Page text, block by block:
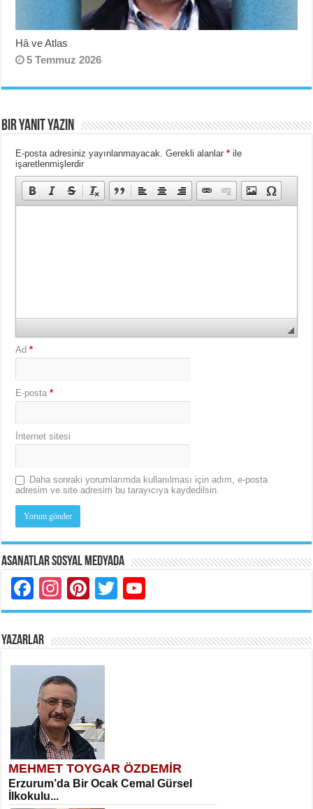
Hâ ve Atlas
5 Temmuz 2026
Bir yanıt yazın
E-posta adresiniz yayınlanmayacak. Gerekli alanlar* ile
işaretlenmişlerdir
Ad*
E-posta*
İnternet sitesi
Daha sonraki yorumlarımda kullanılması için adım, e-posta
adresim ve site adresim bu tarayıcıya kaydedilsin.
Asanatlar Sosyal Medyada
Facebook
Instagram
Pinterest
Twitter
YAZARLAR
MEHMET TOYGAR ÖZDEMİR
Erzurum’da Bir Ocak Cemal Gürsel
İlkokulu...